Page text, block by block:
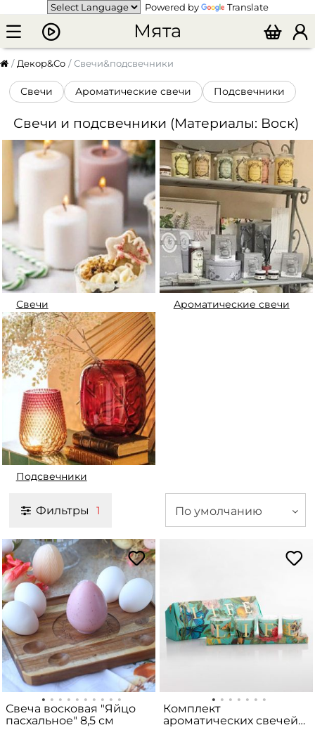
Powered by Translate
Мята
Декор&Co Свечи&подсвечники
Свечи Ароматические свечи Подсвечники
Свечи и подсвечники (Материалы: Воск)
Свечи Ароматические свечи
Подсвечники
Фильтры 1 По умолчанию
Свеча восковая "Яйцо
пасхальное" 8,5 см
Комплект
ароматических свечей